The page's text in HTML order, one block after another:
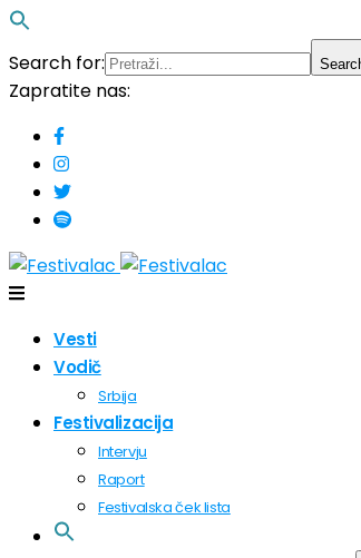
Search for:
Zapratite nas:
Vesti
Vodič
Srbija
Festivalizacija
Intervju
Raport
Festivalska ček lista